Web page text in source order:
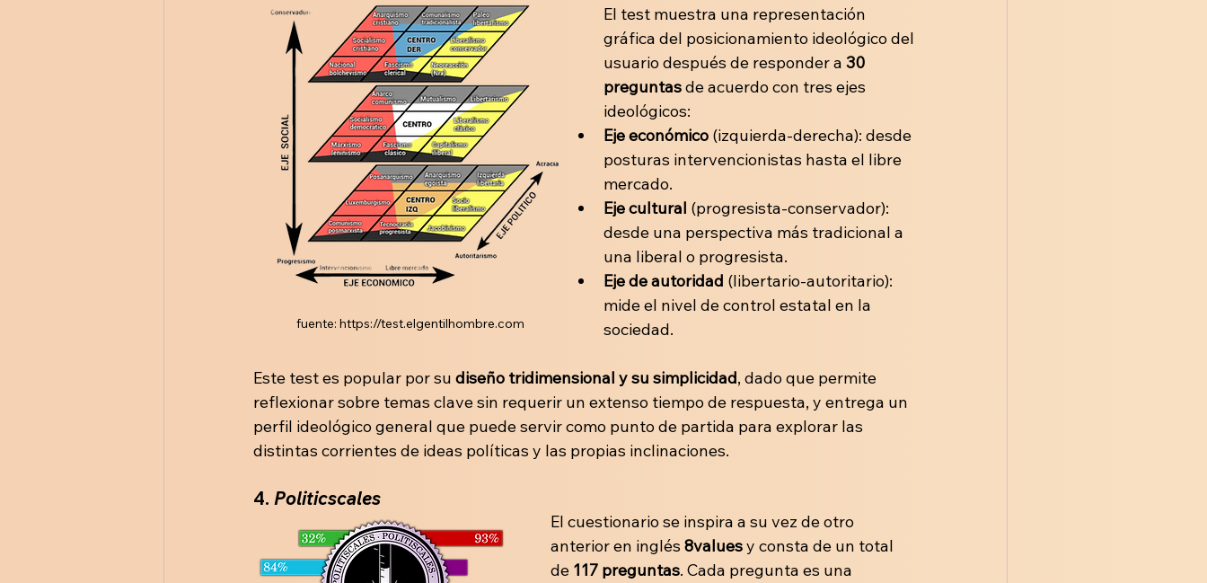
fuente: https://test.elgentilhombre.com
El test muestra una representación
gráfica del posicionamiento ideológico del
usuario después de responder a 30
preguntas de acuerdo con tres ejes
ideológicos:
Eje económico (izquierda-derecha): desde
posturas intervencionistas hasta el libre
mercado.
Eje cultural (progresista-conservador):
desde una perspectiva más tradicional a
una liberal o progresista.
Eje de autoridad (libertario-autoritario):
mide el nivel de control estatal en la
sociedad.
Este test es popular por su diseño tridimensional y su simplicidad, dado que permite
reflexionar sobre temas clave sin requerir un extenso tiempo de respuesta, y entrega un
perfil ideológico general que puede servir como punto de partida para explorar las
distintas corrientes de ideas políticas y las propias inclinaciones.
4. Politicscales
El cuestionario se inspira a su vez de otro
anterior en inglés 8values y consta de un total
de 117 preguntas. Cada pregunta es una